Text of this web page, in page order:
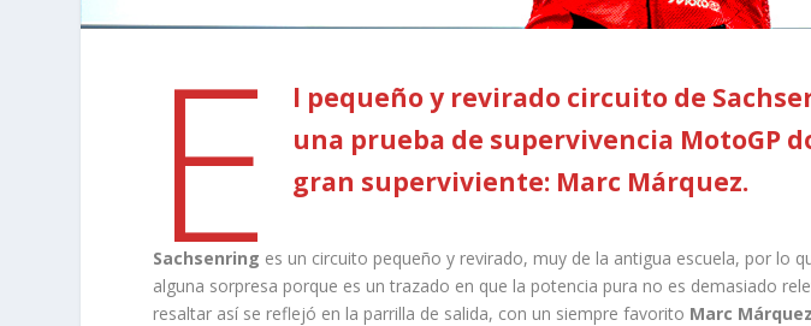
E
l pequeño y revirado circuito de
una prueba de supervivencia MotoGP
gran superviviente: Marc Márquez.
Sachsenring es un circuito pequeño y revirado, muy de la antigua escuela, por lo
alguna sorpresa porque es un trazado en que la potencia pura no es demasiado
resaltar así se reflejó en la parrilla de salida, con un siempre favorito Marc Márquez